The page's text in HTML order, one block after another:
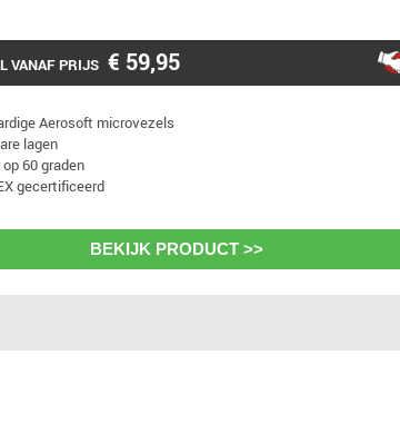
VANAF PRIJS € 59,95
Aerosoft microvezels
lagen
60 graden
gecertificeerd
BEKIJK PRODUCT >>